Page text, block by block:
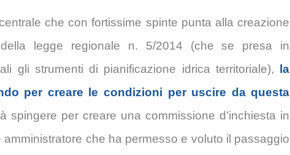
che con fortissime spinte punta alla creazione
legge regionale n. 5/2014 (che se presa in
gli strumenti di pianificazione idrica territoriale),
la
per creare le condizioni per uscire da questa
spingere per creare una commissione d’inchiesta in
che ha permesso e voluto il passaggio